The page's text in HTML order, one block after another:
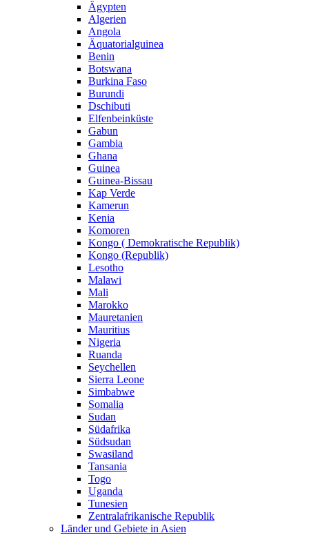
Ägypten
Algerien
Angola
Äquatorialguinea
Benin
Botswana
Burkina Faso
Burundi
Dschibuti
Elfenbeinküste
Gabun
Gambia
Ghana
Guinea
Guinea-Bissau
Kap Verde
Kamerun
Kenia
Komoren
Kongo ( Demokratische Republik)
Kongo (Republik)
Lesotho
Malawi
Mali
Marokko
Mauretanien
Mauritius
Nigeria
Ruanda
Seychellen
Sierra Leone
Simbabwe
Somalia
Sudan
Südafrika
Südsudan
Swasiland
Tansania
Togo
Uganda
Tunesien
Zentralafrikanische Republik
Länder und Gebiete in Asien